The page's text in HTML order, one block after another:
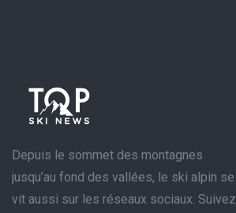
Depuis le sommet des montagnes
jusqu’au fond des vallées, le ski alpin se
vit aussi sur les réseaux sociaux. Suivez